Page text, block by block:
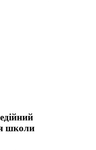
школи